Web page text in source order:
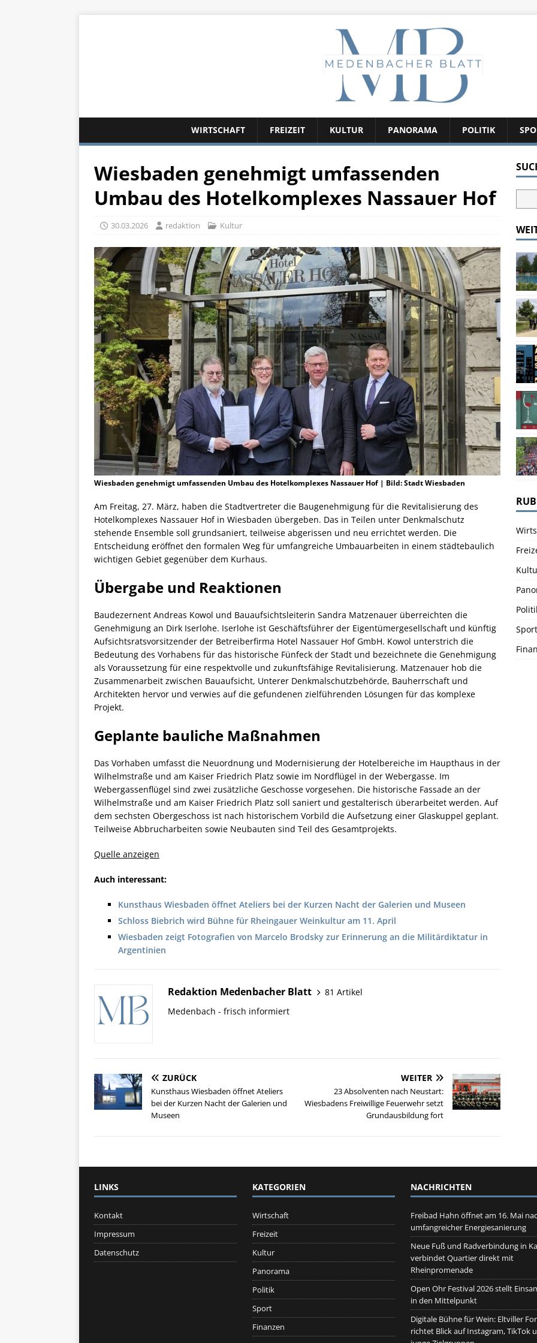
WIRTSCHAFT FREIZEIT KULTUR PANORAMA POLITIK
Wiesbaden genehmigt umfassenden
Umbau des Hotelkomplexes Nassauer Hof
30.03.2026 redaktion Kultur
Wiesbaden genehmigt umfassenden Umbau des Hotelkomplexes Nassauer Hof | Bild: Stadt Wiesbaden
Am Freitag, 27. März, haben die Stadtvertreter die Baugenehmigung für die Revitalisierung des
Hotelkomplexes Nassauer Hof in Wiesbaden übergeben. Das in Teilen unter Denkmalschutz
stehende Ensemble soll grundsaniert, teilweise abgerissen und neu errichtet werden. Die
Entscheidung eröffnet den formalen Weg für umfangreiche Umbauarbeiten in einem städtebaulich
wichtigen Gebiet gegenüber dem Kurhaus.
Übergabe und Reaktionen
Baudezernent Andreas Kowol und Bauaufsichtsleiterin Sandra Matzenauer überreichten die
Genehmigung an Dirk Iserlohe. Iserlohe ist Geschäftsführer der Eigentümergesellschaft und künftig
Aufsichtsratsvorsitzender der Betreiberfirma Hotel Nassauer Hof GmbH. Kowol unterstrich die
Bedeutung des Vorhabens für das historische Fünfeck der Stadt und bezeichnete die Genehmigung
als Voraussetzung für eine respektvolle und zukunftsfähige Revitalisierung. Matzenauer hob die
Zusammenarbeit zwischen Bauaufsicht, Unterer Denkmalschutzbehörde, Bauherrschaft und
Architekten hervor und verwies auf die gefundenen zielführenden Lösungen für das komplexe
Projekt.
Geplante bauliche Maßnahmen
Das Vorhaben umfasst die Neuordnung und Modernisierung der Hotelbereiche im Haupthaus in der
Wilhelmstraße und am Kaiser Friedrich Platz sowie im Nordflügel in der Webergasse. Im
Webergassenflügel sind zwei zusätzliche Geschosse vorgesehen. Die historische Fassade an der
Wilhelmstraße und am Kaiser Friedrich Platz soll saniert und gestalterisch überarbeitet werden. Auf
dem sechsten Obergeschoss ist nach historischem Vorbild die Aufsetzung einer Glaskuppel geplant.
Teilweise Abbrucharbeiten sowie Neubauten sind Teil des Gesamtprojekts.
Quelle anzeigen
Auch interessant:
Kunsthaus Wiesbaden öffnet Ateliers bei der Kurzen Nacht der Galerien und Museen
Schloss Biebrich wird Bühne für Rheingauer Weinkultur am 11. April
Wiesbaden zeigt Fotografien von Marcelo Brodsky zur Erinnerung an die Militärdiktatur in
Argentinien
Redaktion Medenbacher Blatt
81 Artikel
Medenbach - frisch informiert
ZURÜCK
Kunsthaus Wiesbaden öffnet Ateliers
bei der Kurzen Nacht der Galerien und
Museen
WEITER
23 Absolventen nach Neustart:
Wiesbadens Freiwillige Feuerwehr setzt
Grundausbildung fort
Sport
LINKS
Kontakt
Impressum
Datenschutz
KATEGORIEN
Wirtschaft
Freizeit
Kultur
Panorama
Politik
Sport
Finanzen
NACHRICHTEN
Freibad Hahn öffnet am 16. Mai
umfangreicher Energiesanierung
Neue Fuß und Radverbindung in
verbindet Quartier direkt mit
Rheinpromenade
Open Ohr Festival 2026 stellt
in den Mittelpunkt
Digitale Bühne für Wein: Eltviller
richtet Blick auf Instagram, TikTok